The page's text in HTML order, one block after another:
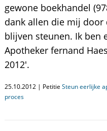
gewone boekhandel
dank allen die mij door
blijven steunen. Ik ben
Apotheker fernand
2012'.
25.10.2012 | Petitie Steun eerlijke
proces